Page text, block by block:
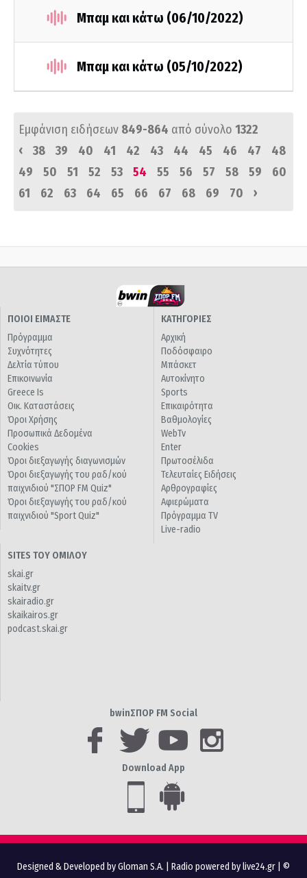
Μπαμ και κάτω (06/10/2022)
Μπαμ και κάτω (05/10/2022)
Εμφάνιση ειδήσεων 849-864 από σύνολο 1322
‹
38 39 40 41 42 43 44 45 46 47
48
49
50 51 52 53 54 55 56 57 58 59
60
61
62 63 64 65 66 67 68 69 70 ›
ΠΟΙΟΙ ΕΙΜΑΣΤΕ
Πρόγραμμα
Συχνότητες
Δελτία τύπου
Επικοινωνία
Greece Is
Οικ. Καταστάσεις
Όροι Χρήσης
Προσωπικά Δεδομένα
Cookies
Όροι διεξαγωγής διαγωνισμών
Όροι διεξαγωγής του ραδ/κού
παιχνιδιού "ΣΠΟΡ FM Quiz"
Όροι διεξαγωγής του ραδ/κού
παιχνιδιού "Sport Quiz"
ΚΑΤΗΓΟΡΙΕΣ
Αρχική
Ποδόσφαιρο
Μπάσκετ
Αυτοκίνητο
Sports
Επικαιρότητα
Βαθμολογίες
WebTv
Enter
Πρωτοσέλιδα
Τελευταίες Ειδήσεις
Αρθρογραφίες
Αφιερώματα
Πρόγραμμα TV
Live-radio
SITES ΤΟΥ ΟΜΙΛΟΥ
skai.gr
skaitv.gr
skairadio.gr
skaikairos.gr
podcast.skai.gr
bwinΣΠΟΡ FM Social
Download App
Designed & Developed by Gloman S.A. Radio powered by live24.gr | ©